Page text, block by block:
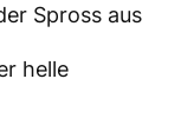
Spross aus
helle